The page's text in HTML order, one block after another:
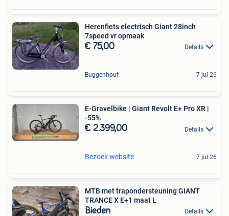
Herenfiets electrisch Giant 28inch
7speed vr opmaak
€ 75,00 Details
Buggenhout 7 jul 26
E-Gravelbike | Giant Revolt E+ Pro XR |
-55%
€ 2.399,00 Details
Bezoek website 7 jul 26
MTB met trapondersteuning GIANT
TRANCE X E+1 maat L
Bieden Details